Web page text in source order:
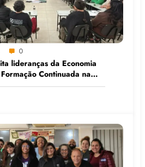
0
lideranças da Economia
Continuada na
Assentamento do MST, em